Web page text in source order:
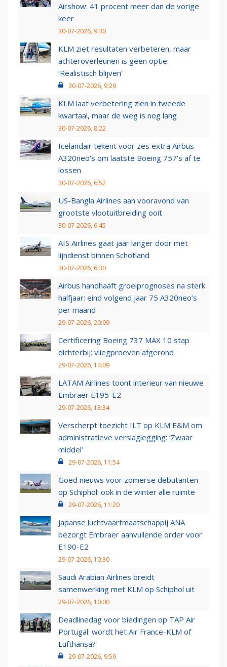
Airshow: 41 procent meer dan de vorige
keer
30-07-2026, 9:30
KLM ziet resultaten verbeteren, maar
achteroverleunen is geen optie:
‘Realistisch blijven’
30-07-2026, 9:29
KLM laat verbetering zien in tweede
kwartaal, maar de weg is nog lang
30-07-2026, 8:22
Icelandair tekent voor zes extra Airbus
A320neo's om laatste Boeing 757's af te
lossen
30-07-2026, 6:52
US-Bangla Airlines aan vooravond van
grootste vlootuitbreiding ooit
30-07-2026, 6:45
AIS Airlines gaat jaar langer door met
lijndienst binnen Schotland
30-07-2026, 6:30
Airbus handhaaft groeiprognoses na sterk
halfjaar: eind volgend jaar 75 A320neo’s
per maand
29-07-2026, 20:09
Certificering Boeing 737 MAX 10 stap
dichterbij: vliegproeven afgerond
29-07-2026, 14:09
LATAM Airlines toont interieur van nieuwe
Embraer E195-E2
29-07-2026, 13:34
Verscherpt toezicht ILT op KLM E&M om
administratieve verslaglegging: ‘Zwaar
middel’
29-07-2026, 11:54
Goed nieuws voor zomerse debutanten
op Schiphol: ook in de winter alle ruimte
29-07-2026, 11:20
Japanse luchtvaartmaatschappij ANA
bezorgt Embraer aanvullende order voor
E190-E2
29-07-2026, 10:30
Saudi Arabian Airlines breidt
samenwerking met KLM op Schiphol uit
29-07-2026, 10:00
Deadlinedag voor biedingen op TAP Air
Portugal: wordt het Air France-KLM of
Lufthansa?
29-07-2026, 9:59